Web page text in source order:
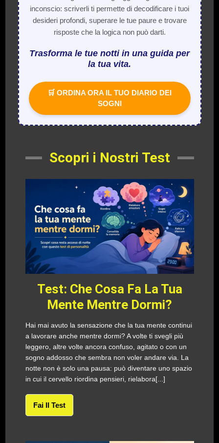
inconscio: scriverli ti permette di decodificare i tuoi
desideri profondi, superare le tue paure e trovare
risposte che la logica non può darti.
Trasforma le tue notti in una guida per
la tua vita.
🛒 ORDINA ORA IL TUO DIARIO DEI
SOGNI
Scopri i Nostri Test
Test: Che Cosa Fa La Tua
Mente Mentre Dormi?
Hai mai avuto la sensazione che la tua mente continui
a lavorare anche mentre dormi? A volte ti svegli più
leggero, altre volte ancora confuso, agitato o con un
sogno addosso che sembra non voler andare via. La
notte non è solo una pausa: può diventare uno spazio
in cui il cervello riordina pensieri, rielabora[...]
Fai Il Test